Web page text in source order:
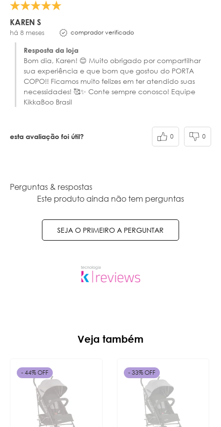
KAREN S
há 8 meses comprador verificado
Resposta da loja
Bom dia, Karen! 😊 Muito obrigado por compartilhar
sua experiência e que bom que gostou do PORTA
COPO!! Ficamos muito felizes em ter atendido suas
necessidades! 🥰✨ Conte sempre conosco! Equipe
KikkaBoo Brasil
esta avaliação foi útil? 0 0
Perguntas & respostas
Este produto ainda não tem perguntas
SEJA O PRIMEIRO A PERGUNTAR
Veja também
- 44% OFF - 33% OFF